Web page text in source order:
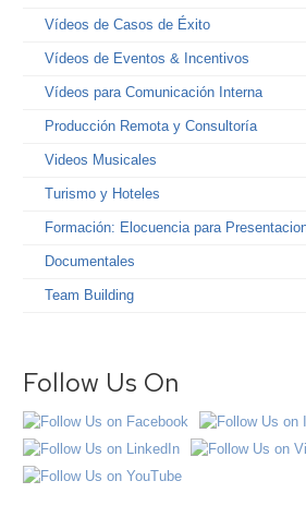
Vídeos de Casos de Éxito
Vídeos de Eventos & Incentivos
Vídeos para Comunicación Interna
Producción Remota y Consultoría
Videos Musicales
Turismo y Hoteles
Formación: Elocuencia para
Documentales
Team Building
Follow Us On